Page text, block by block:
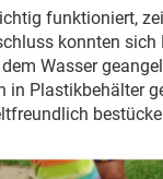
funktioniert,
konnten
Wasser
in Plastikbehälter